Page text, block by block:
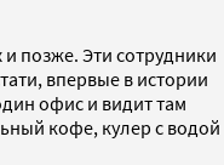
позже. Эти сотрудники
впервые в истории
офис и видит там
кофе, кулер с водой